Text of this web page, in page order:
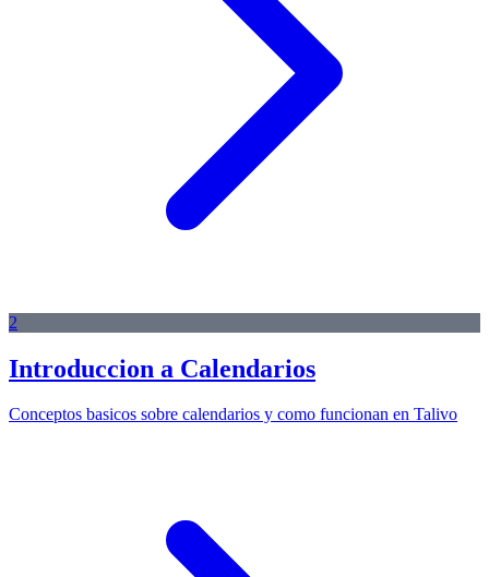
2
Introduccion a Calendarios
Conceptos basicos sobre calendarios y como funcionan en Talivo